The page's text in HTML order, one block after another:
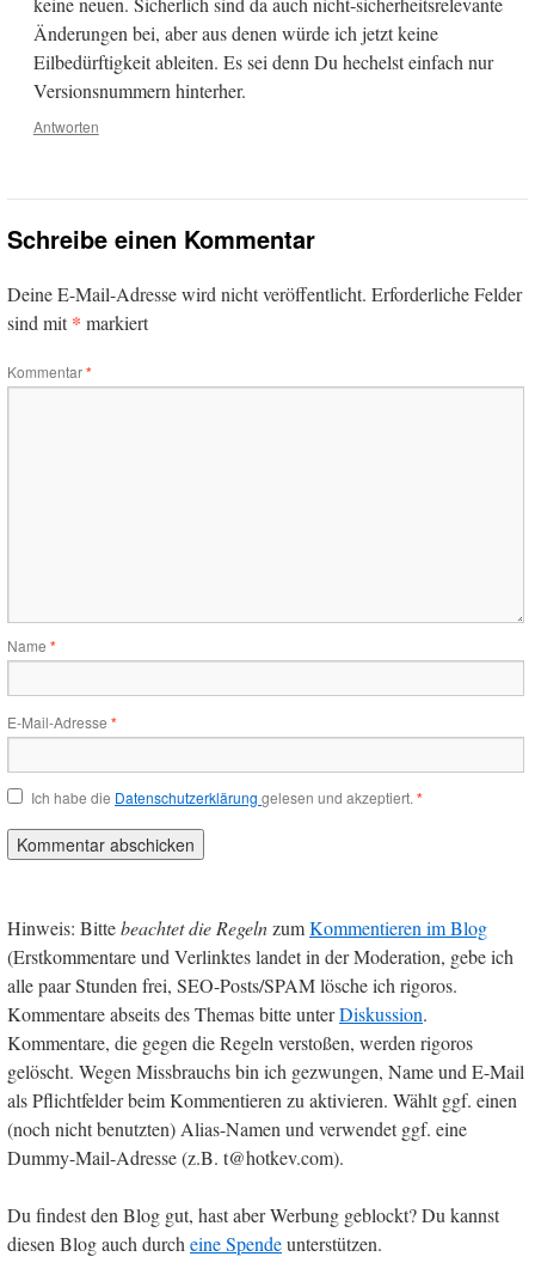
Änderungen bei, aber aus denen würde ich jetzt keine
Eilbedürftigkeit ableiten. Es sei denn Du hechelst einfach nur
Versionsnummern hinterher.
Antworten
Schreibe einen Kommentar
Deine E-Mail-Adresse wird nicht veröffentlicht. Erforderliche Felder
sind mit* markiert
Kommentar*
Name *
E-Mail-Adresse *
Ich habe die Datenschutzerklärung gelesen und akzeptiert. *
Hinweis: Bittebeachtet die RegelnzumKommentieren im Blog
(Erstkommentare und Verlinktes landet in der Moderation, gebe ich
alle paar Stunden frei, SEO-Posts/SPAM lösche ich rigoros.
Kommentare abseits des Themas bitte unterDiskussion.
Kommentare, die gegen die Regeln verstoßen, werden rigoros
gelöscht. Wegen Missbrauchs bin ich gezwungen, Name und E-Mail
als Pflichtfelder beim Kommentieren zu aktivieren. Wählt ggf. einen
(noch nicht benutzten) Alias-Namen und verwendet ggf. eine
Dummy-Mail-Adresse (z.B. t@hotkev.com).
Du findest den Blog gut, hast aber Werbung geblockt? Du kannst
diesen Blog auch durcheine Spendeunterstützen.